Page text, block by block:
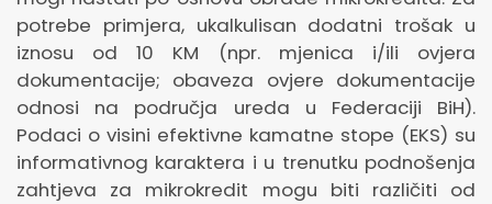
potrebe primjera, ukalkulisan dodatni trošak u
iznosu od 10 KM (npr. mjenica i/ili ovjera
dokumentacije; obaveza ovjere dokumentacije
odnosi na područja ureda u Federaciji BiH).
Podaci o visini efektivne kamatne stope (EKS) su
informativnog karaktera i u trenutku podnošenja
zahtjeva za mikrokredit mogu biti različiti od